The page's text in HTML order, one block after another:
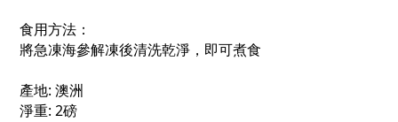
食用方法：
將急凍海參解凍後清洗乾淨，即可煮食
產地: 澳洲
淨重: 2磅